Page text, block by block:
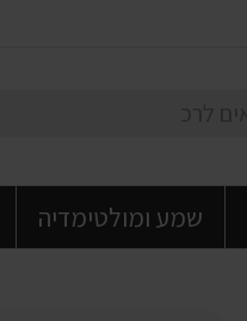
שמע ומולטימדיה